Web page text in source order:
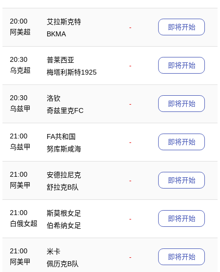
20:00
阿美超
艾拉斯克特
-
BKMA
即将开始
20:30
乌克超
普莱西亚
-
梅塔利斯特1925
即将开始
20:30
乌兹甲
洛钦
-
奇兹里克FC
即将开始
21:00
乌兹甲
FA共和国
-
努库斯咸海
即将开始
21:00
阿美甲
安德拉尼克
-
舒拉克B队
即将开始
21:00
白俄女超
斯莫根女足
-
伯希纳女足
即将开始
21:00
阿美甲
米卡
-
佩历克B队
即将开始